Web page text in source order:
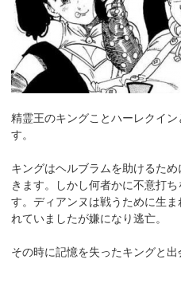
精霊王のキングことハーレクイ
す。
キングはヘルブラムを助けるた
きます。しかし何者かに不意打
す。ディアンヌは戦うために生
れていましたが嫌になり逃亡。
その時に記憶を失ったキングと出